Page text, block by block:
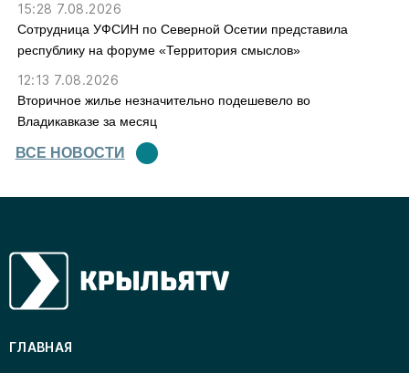
15:28 7.08.2026
Сотрудница УФСИН по Северной Осетии представила
республику на форуме «Территория смыслов»
12:13 7.08.2026
Вторичное жилье незначительно подешевело во
Владикавказе за месяц
ВСЕ НОВОСТИ
ГЛАВНАЯ